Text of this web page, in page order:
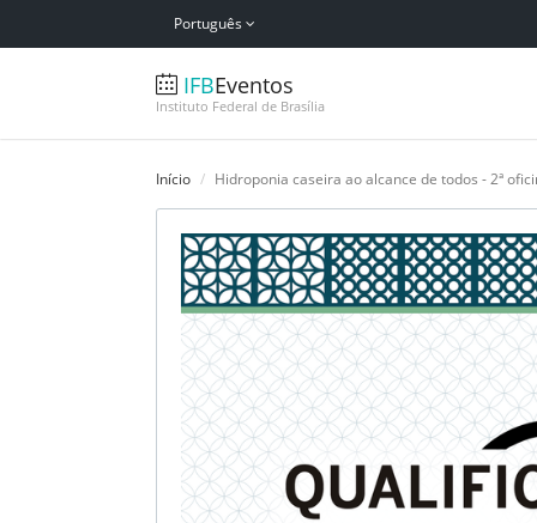
Português
IFBEventos
Instituto Federal de Brasília
Início Hidroponia caseira ao alcance de todos - 2ª